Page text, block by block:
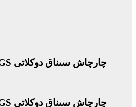
HJ3507 قارا SGS چارچاش سىناق دوكلاتى
HJ4502 قارا SGS چارچاش سىناق دوكلاتى